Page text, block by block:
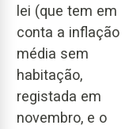
lei (que tem em
conta a inflação
média sem
habitação,
registada em
novembro, e o